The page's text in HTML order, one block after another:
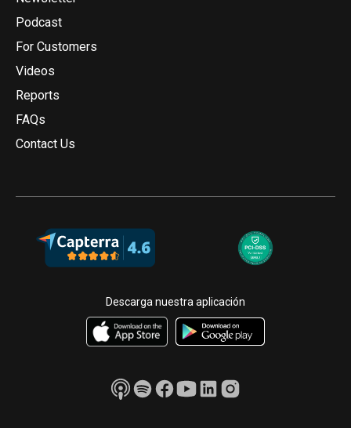
Podcast
For Customers
Videos
Reports
FAQs
Contact Us
Descarga nuestra aplicación